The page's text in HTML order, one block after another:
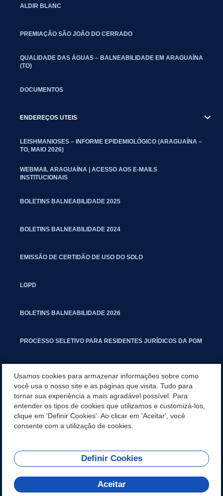
ALDIR BLANC
PREMIAÇÃO SÃO JOÃO DO CERRADO
QUALIDADE DAS ÁGUAS – BALNEABILIDADE EM ARAGUAÍNA
(TO)
DOCUMENTOS
ENDEREÇOS UTEIS
LEISHMANIOSES – INFORME EPIDEMIOLÓGICO (ARAGUAÍNA –
TO, MAIO 2026)
WEBMAIL ARAGUAÍNA | ACESSO AOS E-MAILS
INSTITUCIONAIS
BOLETINS BALNEABILIDADE 2025
BOLETINS BALNEABILIDADE 2024
EMISSÃO DE CERTIDÃO DE USO DO SOLO
LGPD
BOLETINS BALNEABILIDADE 2026
PROCESSO SELETIVO PARA RESIDENTES JURÍDICOS DA PGM
MANUAL DE PROCEDIMENTOS IMOBILIÁRIOS SEINFRA
TURMINHA DO LAGO
REDES SOCIAIS
Usamos cookies para armazenar informações sobre como
você usa o nosso site e as páginas que visita. Tudo para
tornar sua experiência a mais agradável possível. Para
entender os tipos de cookies que utilizamos e customizá-los,
clique em 'Definir Cookies'. Ao clicar em 'Aceitar', você
consente com a utilização de cookies.
Definir Cookies
Aceitar